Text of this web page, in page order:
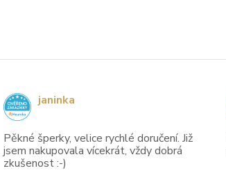
Pěkné šperky, velice rychlé doručení. Již
jsem nakupovala vícekrát, vždy dobrá
zkušenost :-)
janinka